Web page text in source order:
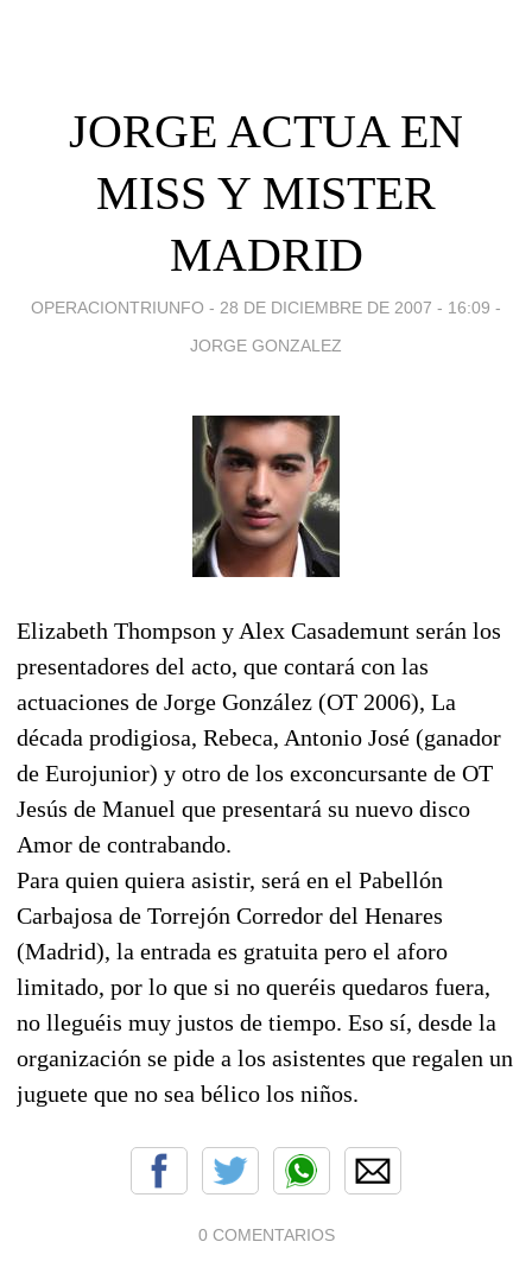
JORGE ACTUA EN
MISS Y MISTER
MADRID
OPERACIONTRIUNFO - 28 DE DICIEMBRE DE 2007 - 16:09 -
JORGE GONZALEZ
Elizabeth Thompson y Alex Casademunt serán los
presentadores del acto, que contará con las
actuaciones de Jorge González (OT 2006), La
década prodigiosa, Rebeca, Antonio José (ganador
de Eurojunior) y otro de los exconcursante de OT
Jesús de Manuel que presentará su nuevo disco
Amor de contrabando.
Para quien quiera asistir, será en el Pabellón
Carbajosa de Torrejón Corredor del Henares
(Madrid), la entrada es gratuita pero el aforo
limitado, por lo que si no queréis quedaros fuera,
no lleguéis muy justos de tiempo. Eso sí, desde la
organización se pide a los asistentes que regalen un
juguete que no sea bélico los niños.
0 COMENTARIOS